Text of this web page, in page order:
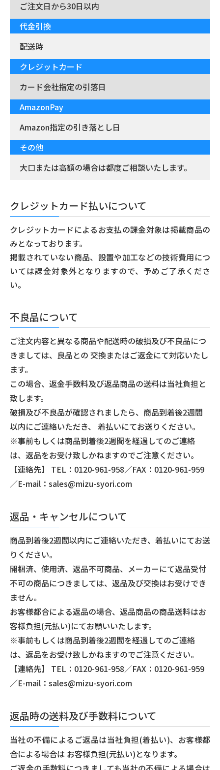
ご注文日から30日以内
代金引換
配送時
クレジットカード
カード会社指定の引落日
AmazonPay
Amazon指定の引き落とし日
その他
大口または高額の場合は都度ご相談いたします。
クレジットカード払いについて
クレジットカードによるお支払の課金対象は掲載商品の
みとなっております。
掲載されていない商品、設置や加工などの技術費用につ
いては課金対象外となりますので、予めご了承くださ
い。
不良品について
ご注文内容と異なる商品や配送時の破損及び不良品につ
きましては、良品との 交換またはご返金にて対応いたし
ます。
この場合、返金手数料及び返品商品の送料は当社負担と
致します。
破損及び不良品が確認されましたら、商品到着後2週間
以内にご連絡いただき、 着払いにてお送りください。
※事前もしくは商品到着後2週間を経過してのご連絡
は、返品をお受け致しかねますのでご注意ください。
【連絡先】 TEL：0120-961-958／FAX：0120-961-959
／E-mail：sales@mizu-syori.com
返品・キャンセルについて
商品到着後2週間以内にご連絡いただき、着払いにてお送
りください。
開梱済、使用済、返品不可商品、メーカーにて返品受付
不可の商品につきましては、返品及び交換はお受けでき
ません。
お客様都合による返品の場合、返品商品の商品送料はお
客様負担(元払い)にてお願いいたします。
※事前もしくは商品到着後2週間を経過してのご連絡
は、返品をお受け致しかねますのでご注意ください。
【連絡先】 TEL：0120-961-958／FAX：0120-961-959
／E-mail：sales@mizu-syori.com
返品時の送料及び手数料について
当社の不備によるご返品は当社負担(着払い)、お客様都
合による場合は お客様負担(元払い)となります。